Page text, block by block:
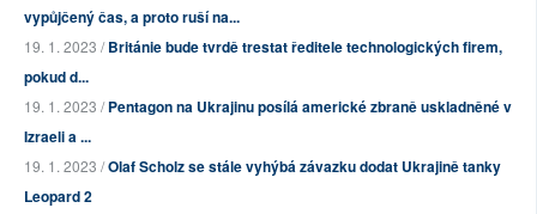
vypůjčený čas, a proto ruší na...
19. 1. 2023 /Británie bude tvrdě trestat ředitele technologických firem,
pokud d...
19. 1. 2023 /Pentagon na Ukrajinu posílá americké zbraně uskladněné v
Izraeli a ...
19. 1. 2023 /Olaf Scholz se stále vyhýbá závazku dodat Ukrajině tanky
Leopard 2